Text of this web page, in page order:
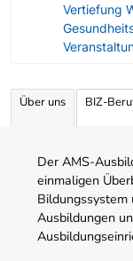
Vertiefung
Über uns BIZ-
Der AMS-
einmaligen
Ausbildungen